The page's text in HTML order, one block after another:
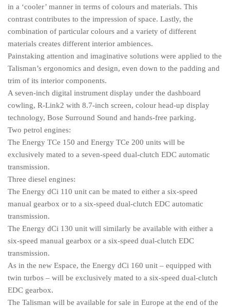
in a ‘cooler’ manner in terms of colours and materials. This
contrast contributes to the impression of space. Lastly, the
combination of particular colours and a variety of different
materials creates different interior ambiences.
Painstaking attention and imaginative solutions were applied to the
Talisman’s ergonomics and design, even down to the padding and
trim of its interior components.
A seven-inch digital instrument display under the dashboard
cowling, R-Link2 with 8.7-inch screen, colour head-up display
technology, Bose Surround Sound and hands-free parking.
Two petrol engines:
The Energy TCe 150 and Energy TCe 200 units will be
exclusively mated to a seven-speed dual-clutch EDC automatic
transmission.
Three diesel engines:
The Energy dCi 110 unit can be mated to either a six-speed
manual gearbox or to a six-speed dual-clutch EDC automatic
transmission.
The Energy dCi 130 unit will similarly be available with either a
six-speed manual gearbox or a six-speed dual-clutch EDC
transmission.
As in the new Espace, the Energy dCi 160 unit – equipped with
twin turbos – will be exclusively mated to a six-speed dual-clutch
EDC gearbox.
The Talisman will be available for sale in Europe at the end of the